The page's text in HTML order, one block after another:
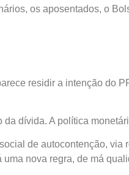
os aposentados, o
residir a intenção do
dívida. A política
de autocontenção, via
nova regra, de má